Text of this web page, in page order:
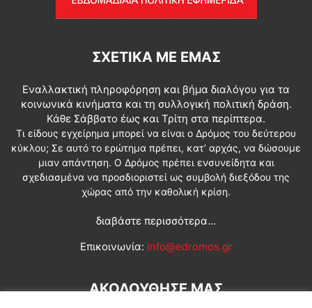
ΣΧΕΤΙΚΆ ΜΕ ΕΜΆΣ
Εναλλακτική πληροφόρηση και βήμα διαλόγου για τα
κοινωνικά κινήματα και τη συλλογική πολιτική δράση.
Κάθε Σάββατο έως και Τρίτη στα περίπτερα.
Τι είδους εγχείρημα μπορεί να είναι ο Δρόμος του δεύτερου
κύκλου; Σε αυτό το ερώτημα πρέπει, κατ’ αρχάς, να δώσουμε
μιαν απάντηση. Ο Δρόμος πρέπει ενσυνείδητα και
σχεδιασμένα να προσδιοριστεί ως συμβολή διεξόδου της
χώρας από την καθολική κρίση.
διαβάστε περισσότερα...
Επικοινωνία: info@edromos.gr
ΑΚΟΛΟΥΘΗΣΕ ΜΑΣ